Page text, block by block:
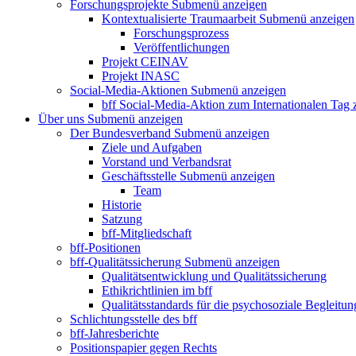
Forschungsprojekte Submenü anzeigen
Kontextualisierte Traumaarbeit Submenü anzeigen
Forschungsprozess
Veröffentlichungen
Projekt CEINAV
Projekt INASC
Social-Media-Aktionen Submenü anzeigen
bff Social-Media-Aktion zum Internationalen Tag
Über uns Submenü anzeigen
Der Bundesverband Submenü anzeigen
Ziele und Aufgaben
Vorstand und Verbandsrat
Geschäftsstelle Submenü anzeigen
Team
Historie
Satzung
bff-Mitgliedschaft
bff-Positionen
bff-Qualitätssicherung Submenü anzeigen
Qualitätsentwicklung und Qualitätssicherung
Ethikrichtlinien im bff
Qualitätsstandards für die psychosoziale
Schlichtungsstelle des bff
bff-Jahresberichte
Positionspapier gegen Rechts